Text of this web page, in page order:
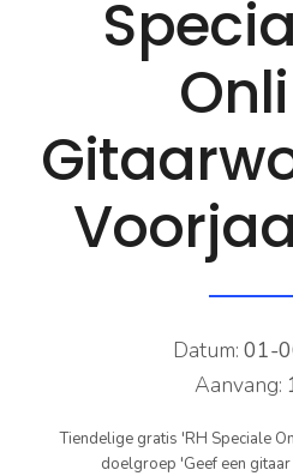
AGENDA
GITAARWORKSHOP
BANDCOACHING
SHOP
NIEUWS
Datum: 01-
Aanvang:
Tiendelige gratis 'RH Speciale
doelgroep 'Geef een